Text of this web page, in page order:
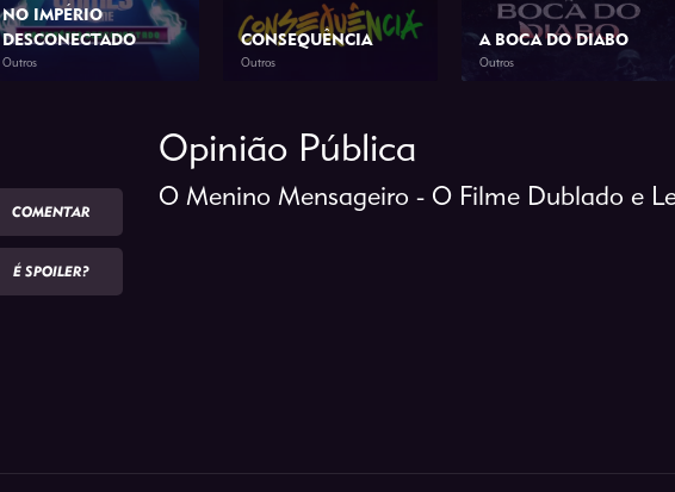
NO IMPÉRIO
DESCONECTADO
Outros
CONSEQUÊNCIA
Outros
A BOCA DO DIABO
Outros
COMENTAR
É SPOILER?
Opinião Pública
O Menino Mensageiro - O Filme Dublado e